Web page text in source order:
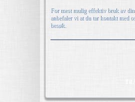
For mest mulig effektiv bruk av din
anbefaler vi at du tar kontakt med
besøk.